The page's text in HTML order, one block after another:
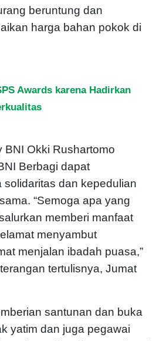
beruntung dan
harga bahan pokok di
Awards karena Hadirkan
BNI Okki Rushartomo
Berbagi dapat
solidaritas dan kepedulian
“Semoga apa yang
memberi manfaat
menyambut
menjalan ibadah puasa,”
tertulisnya, Jumat
santunan dan buka
yatim dan juga pegawai